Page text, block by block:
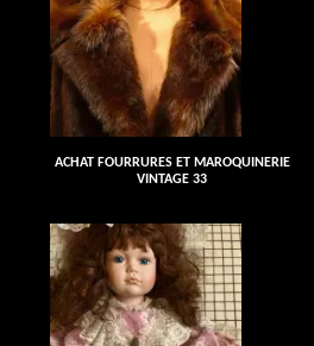
ACHAT FOURRURES ET MAROQUINERIE
VINTAGE 33